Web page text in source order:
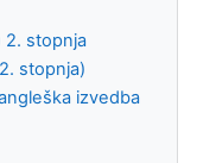
2. stopnja
stopnja)
izvedba